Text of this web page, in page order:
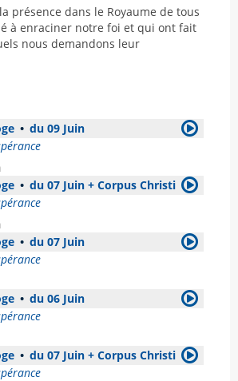
présence dans le Royaume de tous
à enraciner notre foi et qui ont fait
nous demandons leur
• du 09 Juin
• du 07 Juin + Corpus Christi
• du 07 Juin
• du 06 Juin
• du 07 Juin + Corpus Christi